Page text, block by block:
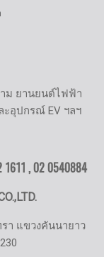
าม ยานยนต์ไฟฟ้า
อุปกรณ์ EV ฯลฯ
1611 ,02 0540884
า แขวงคันนายาว